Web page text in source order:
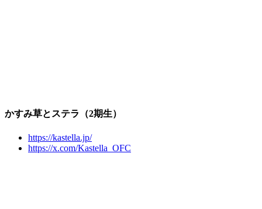
かすみ草とステラ（2期生）
https://kastella.jp/
https://x.com/Kastella_OFC